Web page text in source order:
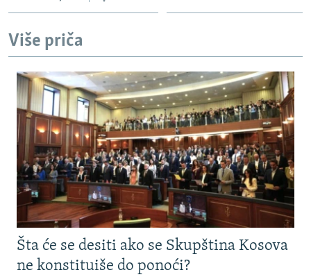
POPLAVE I KLIZIŠTA U BIH 2024.
TV LIBERTY
POST SCRIPTUM
MOJA EVROPA
TRI DECENIJE OD RATA U BIH
SVE KARTE DEJTONA
NASTANAK I RASPAD JUGOSLAVIJE
Sve RFE/RL stranice
Više priča
Šta će se desiti ako se Skupština Kosova
ne konstituiše do ponoći?